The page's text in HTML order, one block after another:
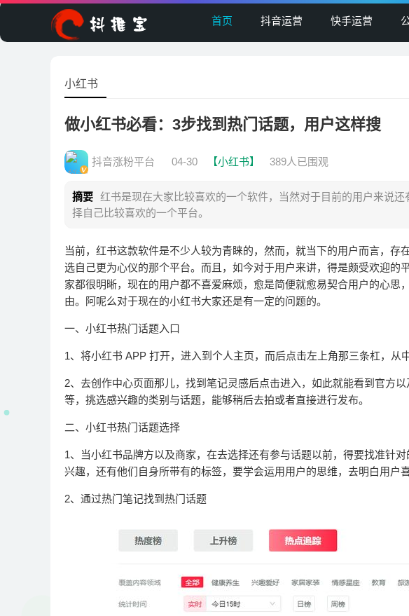
首页 抖音运营 快手运营
小红书
做小红书必看：3步找到热门话题，用户这样搜
抖音涨粉平台 04-30 【小红书】 389人已围观
摘要 红书是现在大家比较喜欢的一个软件，当然对于目前的用户来说
择自己比较喜欢的一个平台。
当前，红书这款软件是不少人较为青睐的，然而，就当下的用户而言，
选自己更为心仪的那个平台。而且，如今对于用户来讲，得是颇受欢迎的
家都很明晰，现在的用户都不喜爱麻烦，愈是简便就愈易契合用户的心思
由。阿呢么对于现在的小红书大家还是有一定的问题的。
一、小红书热门话题入口
1、将小红书 APP 打开，进入到个人主页，而后点击左上角那三条杠，从中
2、去创作中心页面那儿，找到笔记灵感后点击进入，如此就能看到官方
等，挑选感兴趣的类别与话题，能够稍后去拍或者直接进行发布。
二、小红书热门话题选择
1、当小红书品牌方以及商家，在去选择还有参与话题以前，得要找准针
兴趣，还有他们自身所带有的标签，要学会运用用户的思维，去明白用户
2、通过热门笔记找到热门话题